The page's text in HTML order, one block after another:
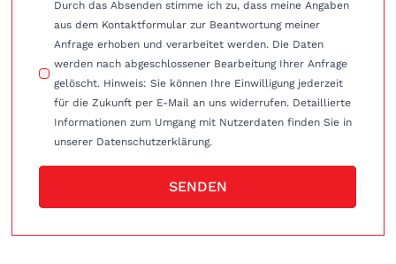
Durch das Absenden stimme ich zu, dass meine Angaben
aus dem Kontaktformular zur Beantwortung meiner
Anfrage erhoben und verarbeitet werden. Die Daten
werden nach abgeschlossener Bearbeitung Ihrer Anfrage
gelöscht. Hinweis: Sie können Ihre Einwilligung jederzeit
für die Zukunft per E-Mail an uns widerrufen. Detaillierte
Informationen zum Umgang mit Nutzerdaten finden Sie in
unserer Datenschutzerklärung.
SENDEN